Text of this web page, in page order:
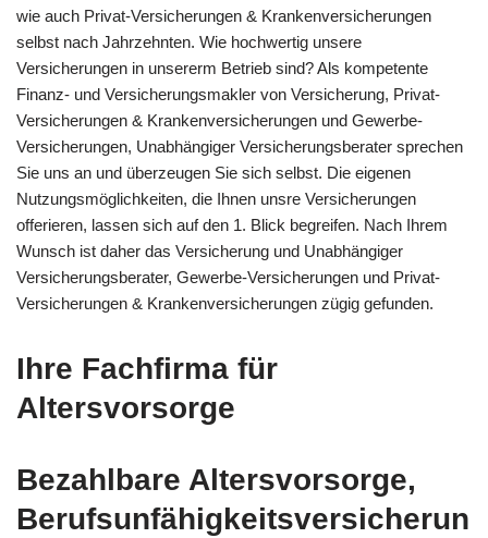
wie auch Privat-Versicherungen & Krankenversicherungen
selbst nach Jahrzehnten. Wie hochwertig unsere
Versicherungen in unsererm Betrieb sind? Als kompetente
Finanz- und Versicherungsmakler von Versicherung, Privat-
Versicherungen & Krankenversicherungen und Gewerbe-
Versicherungen, Unabhängiger Versicherungsberater sprechen
Sie uns an und überzeugen Sie sich selbst. Die eigenen
Nutzungsmöglichkeiten, die Ihnen unsre Versicherungen
offerieren, lassen sich auf den 1. Blick begreifen. Nach Ihrem
Wunsch ist daher das Versicherung und Unabhängiger
Versicherungsberater, Gewerbe-Versicherungen und Privat-
Versicherungen & Krankenversicherungen zügig gefunden.
Ihre Fachfirma für
Altersvorsorge
Bezahlbare Altersvorsorge,
Berufsunfähigkeitsversicherun